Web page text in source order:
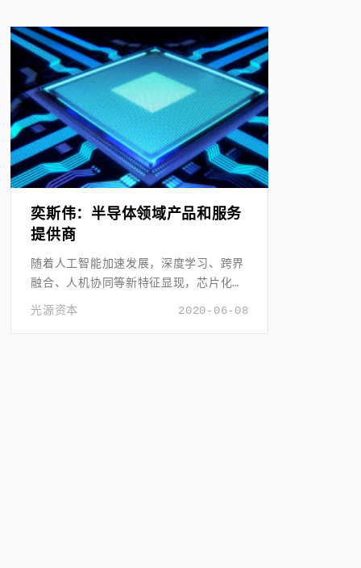
奕斯伟：半导体领域产品和服务
提供商
随着人工智能加速发展，深度学习、跨界
融合、人机协同等新特征显现，芯片化硬
件化平台化趋势更加明显。
2020-06-08
光源资本